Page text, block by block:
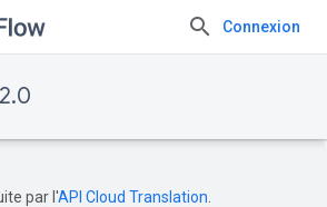
Connexion
par l'API Cloud Translation